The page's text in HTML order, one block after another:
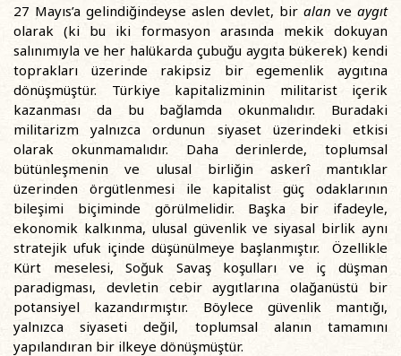
27 Mayıs’a gelindiğindeyse aslen devlet, bir alan ve aygıt
olarak (ki bu iki formasyon arasında mekik dokuyan
salınımıyla ve her halükarda çubuğu aygıta bükerek) kendi
toprakları üzerinde rakipsiz bir egemenlik aygıtına
dönüşmüştür. Türkiye kapitalizminin militarist içerik
kazanması da bu bağlamda okunmalıdır. Buradaki
militarizm yalnızca ordunun siyaset üzerindeki etkisi
olarak okunmamalıdır. Daha derinlerde, toplumsal
bütünleşmenin ve ulusal birliğin askerî mantıklar
üzerinden örgütlenmesi ile kapitalist güç odaklarının
bileşimi biçiminde görülmelidir. Başka bir ifadeyle,
ekonomik kalkınma, ulusal güvenlik ve siyasal birlik aynı
stratejik ufuk içinde düşünülmeye başlanmıştır. Özellikle
Kürt meselesi, Soğuk Savaş koşulları ve iç düşman
paradigması, devletin cebir aygıtlarına olağanüstü bir
potansiyel kazandırmıştır. Böylece güvenlik mantığı,
yalnızca siyaseti değil, toplumsal alanın tamamını
yapılandıran bir ilkeye dönüşmüştür.